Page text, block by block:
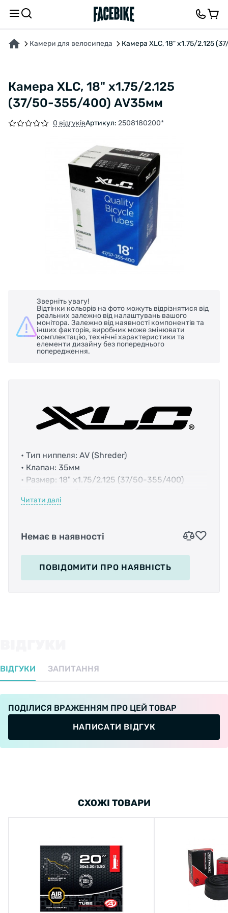
Камери для велосипеда Камера XLC, 18" х1.75/2.125
Камера XLC, 18" х1.75/2.125
(37/50-355/400) AV35мм
0 відгуківАртикул: 2508180200*
Зверніть увагу!
Відтінки кольорів на фото можуть відрізнятися від
реальних залежно від налаштувань вашого
монітора. Залежно від наявності компонентів та
інших факторів, виробник може змінювати
комплектацію, технічні характеристики та
елементи дизайну без попереднього
попередження.
• Тип ниппеля: AV (Shreder)
• Клапан: 35мм
• Размер: 18" х1.75/2.125 (37/50-355/400)
• Вес: -
Читати далі
Немає в наявності
ПОВІДОМИТИ ПРО НАЯВНІСТЬ
ВІДГУКИ ЗАПИТАННЯ
ПОДІЛИСЯ ВРАЖЕННЯМ ПРО ЦЕЙ ТОВАР
НАПИСАТИ ВІДГУК
ПРО ТОВАР ВІДГУКИ ТА ЗАПИТАННЯ
СХОЖІ ТОВАРИ